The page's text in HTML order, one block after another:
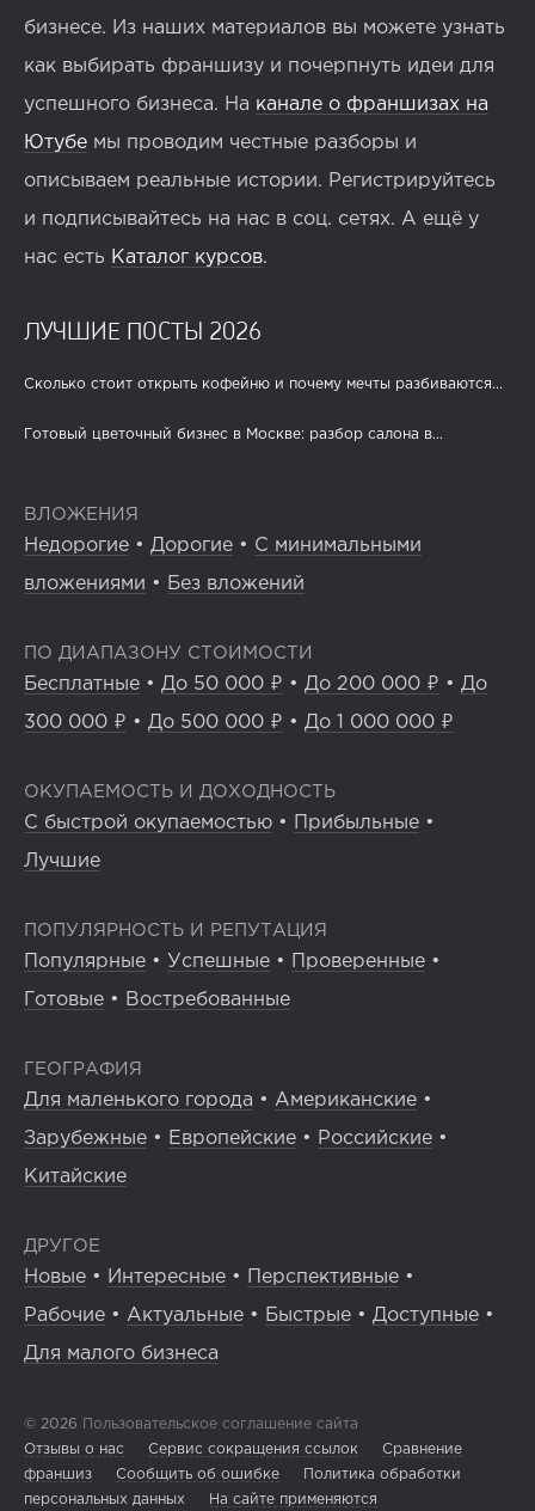
бизнесе. Из наших материалов вы можете узнать
как выбирать франшизу и почерпнуть идеи для
успешного бизнеса. На канале о франшизах на
Ютубе мы проводим честные разборы и
описываем реальные истории. Регистрируйтесь
и подписывайтесь на нас в соц. сетях. А ещё у
нас есть Каталог курсов.
ЛУЧШИЕ ПОСТЫ 2026
Сколько стоит открыть кофейню и почему мечты разбиваются...
Готовый цветочный бизнес в Москве: разбор салона в...
ВЛОЖЕНИЯ
Недорогие • Дорогие • С минимальными
вложениями • Без вложений
ПО ДИАПАЗОНУ СТОИМОСТИ
Бесплатные • До 50 000 ₽ • До 200 000 ₽ • До
300 000 ₽ • До 500 000 ₽ • До 1 000 000 ₽
ОКУПАЕМОСТЬ И ДОХОДНОСТЬ
С быстрой окупаемостью • Прибыльные •
Лучшие
ПОПУЛЯРНОСТЬ И РЕПУТАЦИЯ
Популярные • Успешные • Проверенные •
Готовые • Востребованные
ГЕОГРАФИЯ
Для маленького города • Американские •
Зарубежные • Европейские • Российские •
Китайские
ДРУГОЕ
Новые • Интересные • Перспективные •
Рабочие • Актуальные • Быстрые • Доступные •
Для малого бизнеса
© 2026 Пользовательское соглашение сайта
Отзывы о нас
Сервис сокращения ссылок
Сравнение
франшиз
Сообщить об ошибке
Политика обработки
персональных данных
На сайте применяются